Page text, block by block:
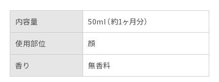
内容量 50ml（約1ヶ月分）
使用部位 顔
香り 無香料